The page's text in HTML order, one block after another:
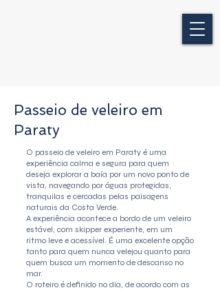
Passeio de veleiro em
Paraty
O passeio de veleiro em Paraty é uma
experiência calma e segura para quem
deseja explorar a baía por um novo ponto de
vista, navegando por águas protegidas,
tranquilas e cercadas pelas paisagens
naturais da Costa Verde.
A experiência acontece a bordo de um veleiro
estável, com skipper experiente, em um
ritmo leve e acessível. É uma excelente opção
tanto para quem nunca velejou quanto para
quem busca um momento de descanso no
mar.
O roteiro é definido no dia, de acordo com as